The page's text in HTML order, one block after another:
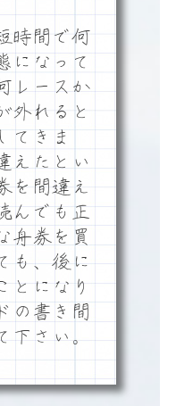
時間で何
になって
レースか
外れると
てきま
えたとい
を間違え
んでも正
舟券を買
も、後に
とになり
の書き間
さい。